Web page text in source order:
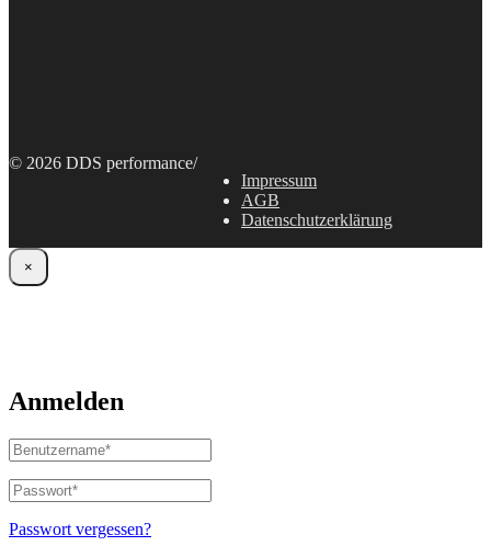
© 2026 DDS performance/
Impressum
AGB
Datenschutzerklärung
×
Anmelden
Benutzername
oder
E-
Mail-
Adresse*
Passwort*
Erforderlich
Passwort vergessen?